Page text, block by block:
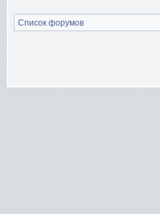
Список форумов